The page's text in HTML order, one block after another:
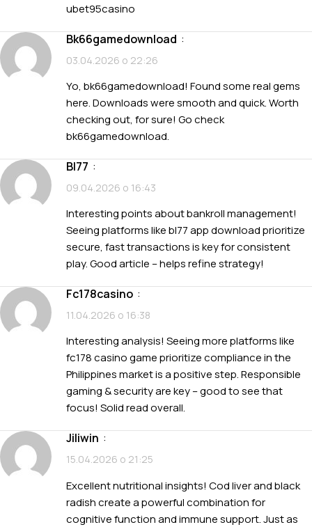
ubet95casino
bk66gamedownload :
03.04.2026 о 22:26
Yo, bk66gamedownload! Found some real gems
here. Downloads were smooth and quick. Worth
checking out, for sure! Go check
bk66gamedownload.
bl77 :
09.04.2026 о 16:43
Interesting points about bankroll management!
Seeing platforms likebl77 app downloadprioritize
secure, fast transactions is key for consistent
play. Good article – helps refine strategy!
fc178casino :
11.04.2026 о 16:38
Interesting analysis! Seeing more platforms like
fc178 casino gameprioritize compliance in the
Philippines market is a positive step. Responsible
gaming & security are key – good to see that
focus! Solid read overall.
jiliwin :
15.04.2026 о 21:25
Excellent nutritional insights! Cod liver and black
radish create a powerful combination for
cognitive function and immune support. Just as